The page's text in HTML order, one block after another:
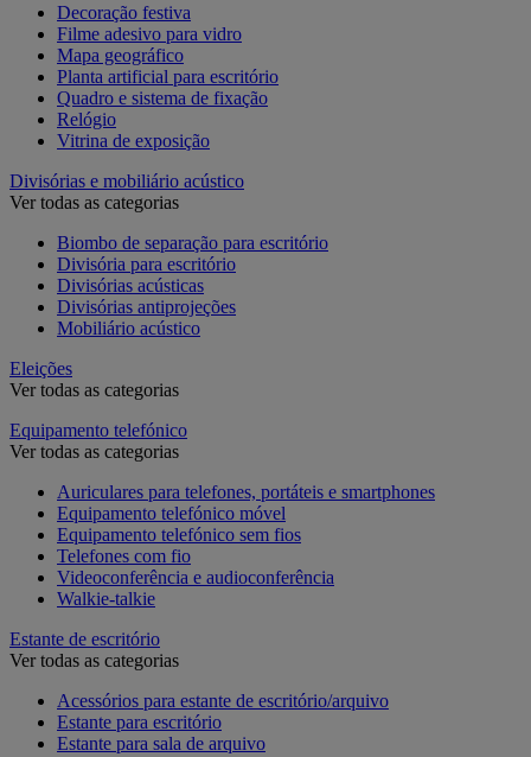
Decoração festiva
Filme adesivo para vidro
Mapa geográfico
Planta artificial para escritório
Quadro e sistema de fixação
Relógio
Vitrina de exposição
Divisórias e mobiliário acústico
Ver todas as categorias
Biombo de separação para escritório
Divisória para escritório
Divisórias acústicas
Divisórias antiprojeções
Mobiliário acústico
Eleições
Ver todas as categorias
Equipamento telefónico
Ver todas as categorias
Auriculares para telefones, portáteis e smartphones
Equipamento telefónico móvel
Equipamento telefónico sem fios
Telefones com fio
Videoconferência e audioconferência
Walkie-talkie
Estante de escritório
Ver todas as categorias
Acessórios para estante de escritório/arquivo
Estante para escritório
Estante para sala de arquivo